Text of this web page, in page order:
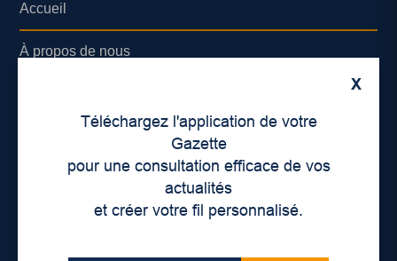
X
Téléchargez l'application de votre
Gazette
pour une consultation efficace de vos
actualités
et créer votre fil personnalisé.
Accueil
À propos de nous
Lieux de distribution